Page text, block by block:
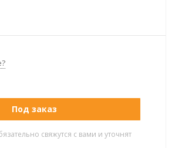
Под заказ
свяжутся с вами и уточнят